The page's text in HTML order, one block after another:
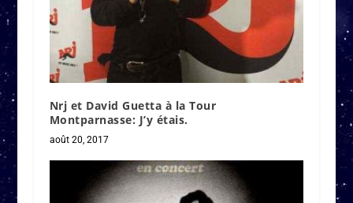
Nrj et David Guetta à la Tour
Montparnasse: J’y étais.
août 20, 2017